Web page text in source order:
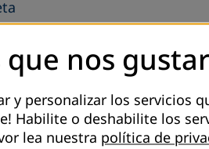
COOPERACIÓN
Económica y
que nos
y personalizar los servicios
Habilite o deshabilite los
lea nuestra política de